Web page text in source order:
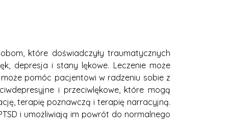
które doświadczyły traumatycznych
depresja i stany lękowe. Leczenie może
pomóc pacjentowi w radzeniu sobie z
i przeciwlękowe, które mogą
terapię poznawczą i terapię narracyjną.
i umożliwiają im powrót do normalnego